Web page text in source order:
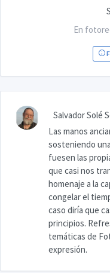
En
Salvador Solé
Las manos
sosteniendo
fuesen las
que casi nos
homenaje a la
congelar el
caso diría que
principios.
temáticas de
expresión.